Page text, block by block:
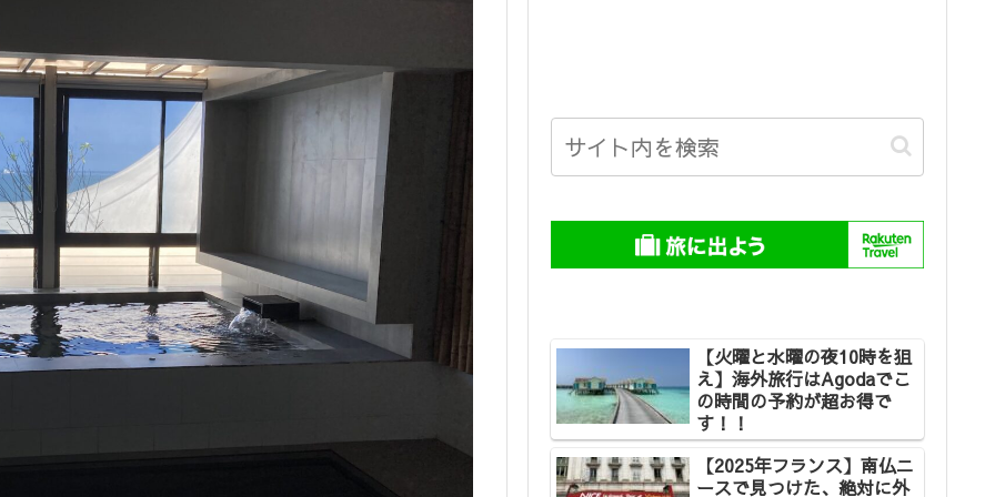
【火曜と水曜の夜10時を狙
え】海外旅行はAgodaでこ
の時間の予約が超お得で
す！！
【2025年フランス】南仏ニ
ースで見つけた、絶対に外